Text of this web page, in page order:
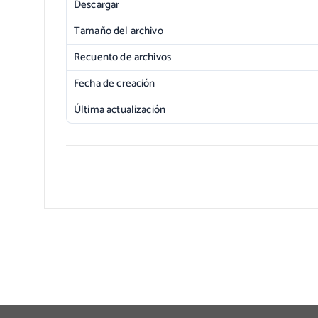
Descargar
Tamaño del archivo
Recuento de archivos
Fecha de creación
Última actualización